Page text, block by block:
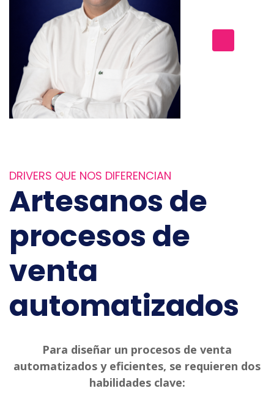
DRIVERS QUE NOS DIFERENCIAN
Artesanos de
procesos de
venta
automatizados
Para diseñar un procesos de venta
automatizados y eficientes, se requieren dos
habilidades clave: